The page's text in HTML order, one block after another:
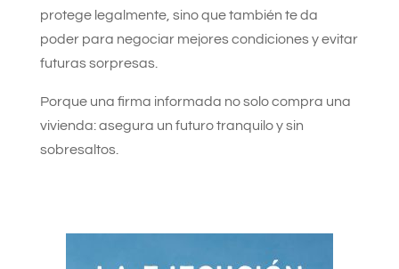
protege legalmente, sino que también te da
poder para negociar mejores condiciones y evitar
futuras sorpresas.
Porque una firma informada no solo compra una
vivienda: asegura un futuro tranquilo y sin
sobresaltos.